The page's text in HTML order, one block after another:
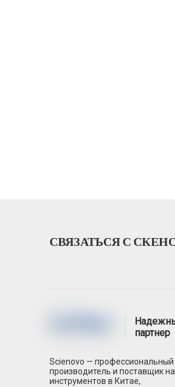
СВЯЗАТЬСЯ С
партнер
Scienovo — профессиональный
производитель и поставщик
инструментов в Китае,